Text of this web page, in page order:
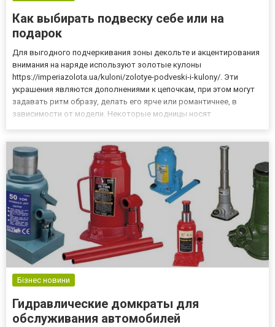
Как выбирать подвеску себе или на
подарок
Для выгодного подчеркивания зоны декольте и акцентирования
внимания на наряде используют золотые кулоны
https://imperiazolota.ua/kuloni/zolotye-podveski-i-kulony/. Эти
украшения являются дополнениями к цепочкам, при этом могут
задавать ритм образу, делать его ярче или романтичнее, в
зависимости от модели. Некоторые модницы носят
подобрать ювелирны...
Бізнес новини
Гидравлические домкраты для
обслуживания автомобилей